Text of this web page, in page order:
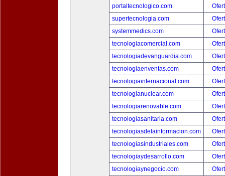
portaltecnologico.com
supertecnologia.com
systemmedics.com
tecnologiacomercial.com
tecnologiadevanguardia.com
tecnologiaenventas.com
tecnologiainternacional.com
tecnologianuclear.com
tecnologiarenovable.com
tecnologiasanitaria.com
tecnologiasdelainformacion.com
tecnologiasindustriales.com
tecnologiaydesarrollo.com
tecnologiaynegocio.com